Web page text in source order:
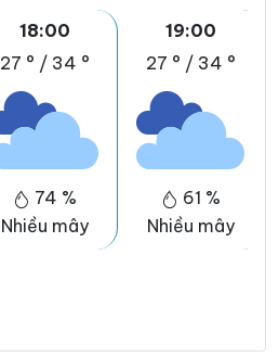
18:00
27 ° / 34 °
74 %
Nhiều mây
19:00
27 ° / 34 °
61 %
Nhiều mây